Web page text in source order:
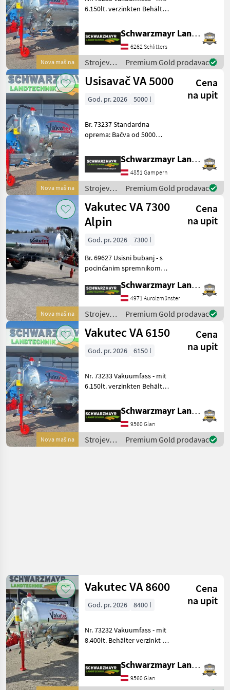
Nova mašina
6.150lt. verzinkten Behälter
Beleuchtung nach StVo.
Kompressor/Überlauf -
Kompressorumschaltung
mit Seilzug - Übe
Schwarzmayr Landtechnik GmbH - Schlitters
6262 Schlitters
Strojevi
za
đubrenje,
navodnjavanje
Premium Gold prodavac
Nova mašina
Usisavač VA 5000
Cena
na upit
God. pr. 2026 5000 l
Br. 73237 Standardna
oprema: Bačva od 5000
samonosiva posuda od
valovitog čeličnog lima s
kontinuiranim okvirom, Ø
1400 mm - Slijepe pr
Schwarzmayr Landtechnik GmbH - Gampern
4851 Gampern
Strojevi
za
đubrenje,
gnojenje i
navodnjavanje
/ Vakutec
Premium Gold prodavac
Nova mašina
Vakutec VA 7300
Alpin
Cena
na upit
God. pr. 2026
7300 l
Br. 69627 Usisni bubanj - s
pocinčanim spremnikom
pregradnom pločom - s
kompresorom VA 58 s
usisnim kapacitetom od
5800 l/min - s usisnim
priklju
Schwarzmayr Landtechnik GmbH - Aurolzmünster
4971 Aurolzmünster
Strojevi
za
đubrenje,
navodnjavanje
Premium Gold prodavac
Nova mašina
Vakutec VA 6150
Cena
na upit
God. pr. 2026 6150 l
Nr. 73233 Vakuumfass - mit
6.150lt. verzinkten Behälter
Beleuchtung nach StVo.
Kompressor/Überlauf -
Kompressorumschaltung
mit Seilzug - Übe
Schwarzmayr Landtechnik GmbH - Glan
9560 Glan
Strojevi
za
Premium Gold prodavac
Vakutec VA 8600
Cena
na upit
God. pr. 2026 8400 l
Nr. 73232 Vakuumfass - mit
8.400lt. Behälter verzinkt -
Fassdurchmesser - mit
hinteren Deckel 1.000mm
ausschwenkbar - mit
Schwarzmayr Landtechnik GmbH - Glan
9560 Glan